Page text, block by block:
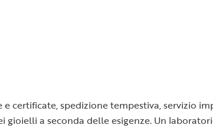
certificate, spedizione tempestiva, servizio
a seconda delle esigenze. Un